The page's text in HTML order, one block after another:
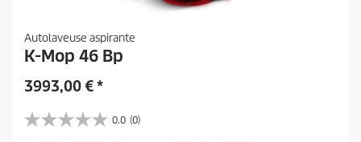
Autolaveuse aspirante
K-Mop 46 Bp
3993,00€*
0.0 (0)
0